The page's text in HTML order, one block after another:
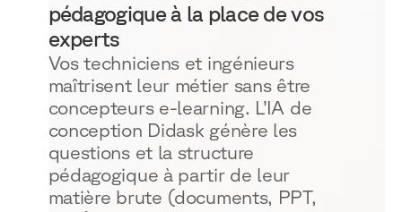
pédagogique à la place de vos
experts
Vos techniciens et ingénieurs
maîtrisent leur métier sans être
concepteurs e-learning. L’IA de
conception Didask génère les
questions et la structure
pédagogique à partir de leur
matière brute (documents, PPT,